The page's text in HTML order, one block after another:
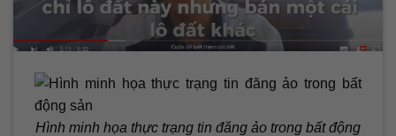
Hình minh họa thực trạng tin đăng ảo trong bất động